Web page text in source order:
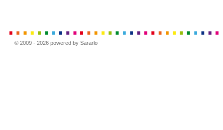
© 2009 - 2026 powered by Sararlo